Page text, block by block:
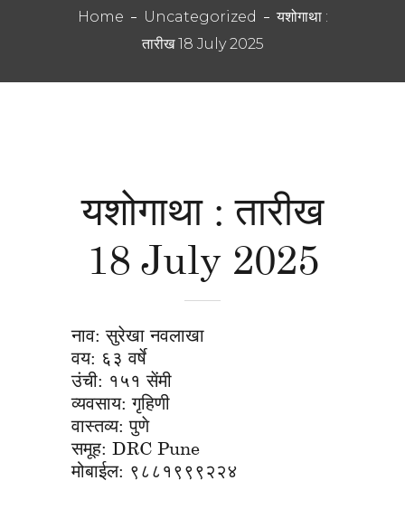
Home Uncategorized
यशोगाथा :
तारीख 18 July 2025
यशोगाथा : तारीख
18 July 2025
नाव: सुरेखा नवलाखा
वय: ६३ वर्षे
उंची: १५१ सेंमी
व्यवसाय: गृहिणी
वास्तव्य: पुणे
समूह: DRC Pune
मोबाईल: ९८८१९९९२२४